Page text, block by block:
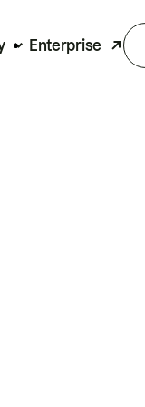
Enterprise